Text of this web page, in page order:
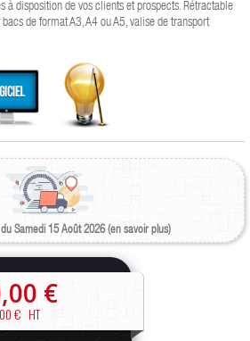
disposition de vos clients et prospects. Rétractable
de format A3, A4 ou A5, valise de transport
Samedi 15 Août 2026 (en savoir plus)
€
€HT